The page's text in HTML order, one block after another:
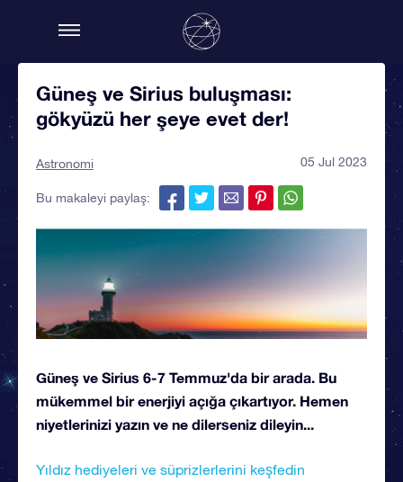
Güneş ve Sirius buluşması:
gökyüzü her şeye evet der!
Astronomi 05 Jul 2023
Bu makaleyi paylaş:
Güneş ve Sirius 6-7 Temmuz'da bir arada. Bu
mükemmel bir enerjiyi açığa çıkartıyor. Hemen
niyetlerinizi yazın ve ne dilerseniz dileyin...
Yıldız hediyeleri ve süprizlerlerini keşfedin